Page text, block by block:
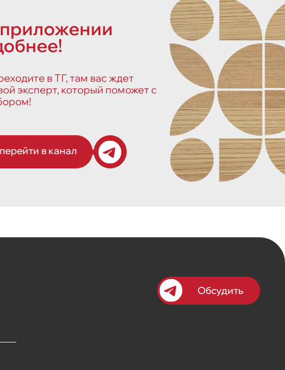
в ТГ, там вас ждет
эксперт, который поможет с
перейти в канал
Обсудить